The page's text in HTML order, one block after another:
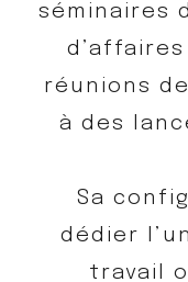
séminaires
réunions
à des
Sa
dédier
travail